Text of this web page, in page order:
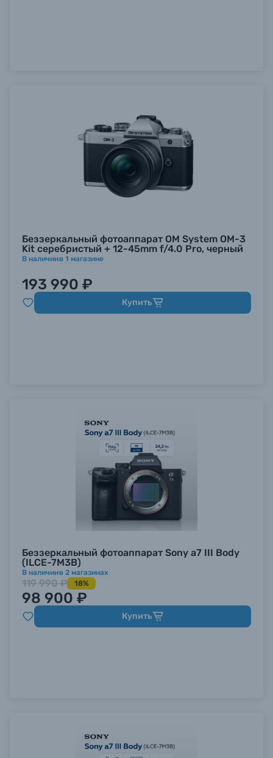
Беззеркальный фотоаппарат OM System OM-3
Kit серебристый + 12-45mm f/4.0 Pro, черный
В наличиив 1 магазине
193 990 ₽
Купить
Беззеркальный фотоаппарат Sony a7 III Body
(ILCE-7M3B)
В наличиив 2 магазинах
119 990 ₽ 18%
98 900 ₽
Купить